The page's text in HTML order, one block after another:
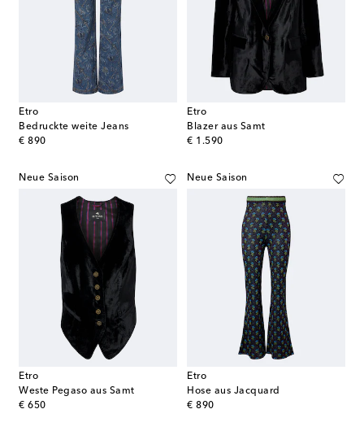
Etro
Bedruckte weite Jeans
€ 890
original price
Etro
Blazer aus Samt
€ 1.590
original price
Neue Saison
Etro
Weste Pegaso aus Samt
€ 650
original price
Neue Saison
Etro
Hose aus Jacquard
€ 890
original price